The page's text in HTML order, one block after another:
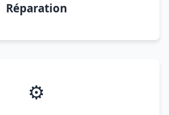
Réparation
⚙️